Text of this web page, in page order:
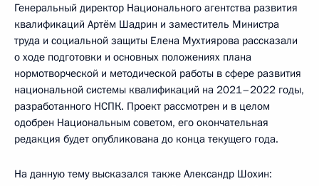
Генеральный директор Национального агентства развития
квалификаций Артём Шадрин и заместитель Министра
труда и социальной защиты Елена Мухтиярова рассказали
о ходе подготовки и основных положениях плана
нормотворческой и методической работы в сфере развития
национальной системы квалификаций на 2021–2022 годы,
разработанного НСПК. Проект рассмотрен и в целом
одобрен Национальным советом, его окончательная
редакция будет опубликована до конца текущего года.
На данную тему высказался также Александр Шохин: